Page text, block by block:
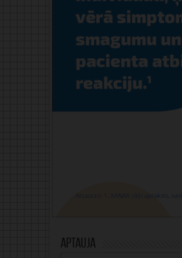
Aptauja